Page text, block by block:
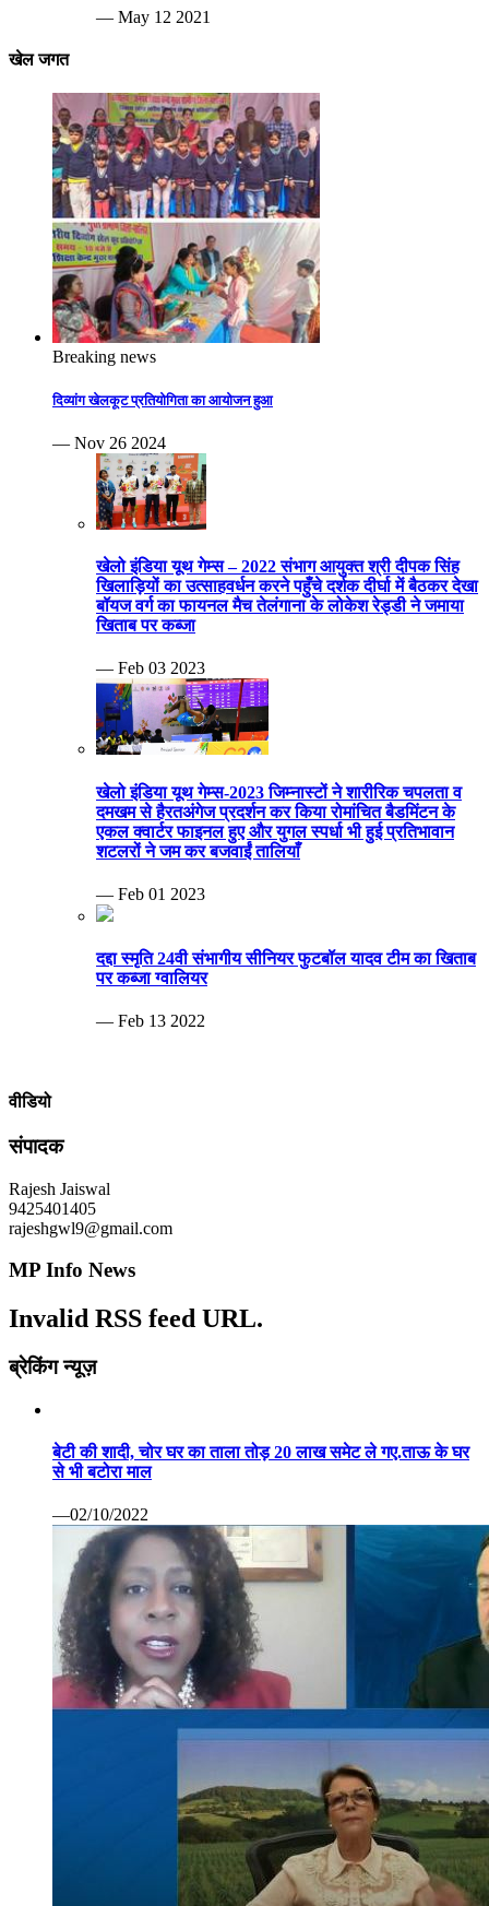
— May 12 2021
खेल जगत
Breaking news
दिव्यांग खेलकूट प्रतियोगिता का आयोजन हुआ
— Nov 26 2024
खेलो इंडिया यूथ गेम्स – 2022 संभाग आयुक्त श्री दीपक सिंह
खिलाड़ियों का उत्साहवर्धन करने पहुँचे दर्शक दीर्घा में बैठकर देखा
बॉयज वर्ग का फायनल मैच तेलंगाना के लोकेश रेड्डी ने जमाया
खिताब पर कब्जा
— Feb 03 2023
खेलो इंडिया यूथ गेम्स-2023 जिम्नास्टों ने शारीरिक चपलता व
दमखम से हैरतअंगेज प्रदर्शन कर किया रोमांचित बैडमिंटन के
एकल क्वार्टर फाइनल हुए और युगल स्पर्धा भी हुई प्रतिभावान
शटलरों ने जम कर बजवाईं तालियाँ
— Feb 01 2023
दद्दा स्मृति 24वी संभागीय सीनियर फुटबॉल यादव टीम का खिताब
पर कब्जा ग्वालियर
— Feb 13 2022
वीडियो
संपादक
Rajesh Jaiswal
9425401405
rajeshgwl9@gmail.com
MP Info News
Invalid RSS feed URL.
ब्रेकिंग न्यूज़
बेटी की शादी, चोर घर का ताला तोड़ 20 लाख समेट ले गए.ताऊ के घर
से भी बटोरा माल
—02/10/2022